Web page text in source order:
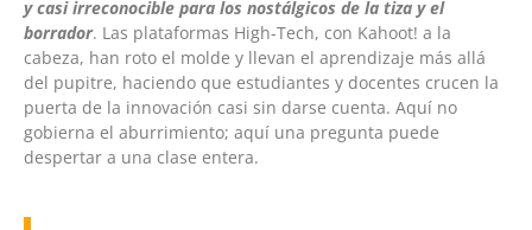
y casi irreconocible para los nostálgicos de la tiza y el
borrador. Las plataformas High-Tech, con Kahoot! a la
cabeza, han roto el molde y llevan el aprendizaje más allá
del pupitre, haciendo que estudiantes y docentes crucen la
puerta de la innovación casi sin darse cuenta. Aquí no
gobierna el aburrimiento; aquí una pregunta puede
despertar a una clase entera.